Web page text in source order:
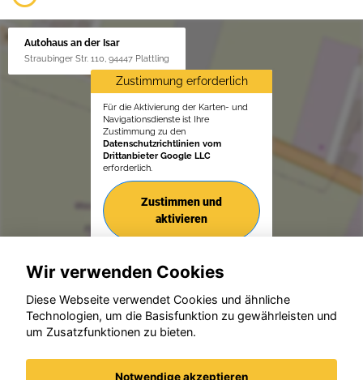
Autohaus an der Isar
Straubinger Str. 110, 94447 Plattling
Zustimmung erforderlich
Für die Aktivierung der Karten- und
Navigationsdienste ist Ihre
Zustimmung zu den
Datenschutzrichtlinien vom
Drittanbieter Google LLC
erforderlich.
Zustimmen und
aktivieren
© konjunkturmotor.de GmbH 2020 - 2026
Wir verwenden Cookies
Diese Webseite verwendet Cookies und ähnliche
Technologien, um die Basisfunktion zu gewährleisten und
um Zusatzfunktionen zu bieten.
Notwendige akzeptieren